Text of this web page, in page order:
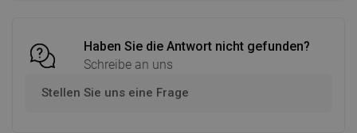
Haben Sie die Antwort nicht gefunden?
Schreibe an uns
Stellen Sie uns eine Frage